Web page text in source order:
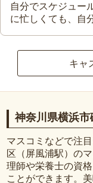
自分でスケジュー
に忙しくても、自
キャ
神奈川県横浜
マスコミなどで注
区（屏風浦駅）の
理師や栄養士の資
ことができます。